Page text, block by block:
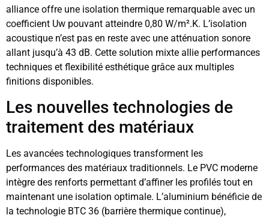
alliance offre une isolation thermique remarquable avec un
coefficient Uw pouvant atteindre 0,80 W/m².K. L’isolation
acoustique n’est pas en reste avec une atténuation sonore
allant jusqu’à 43 dB. Cette solution mixte allie performances
techniques et flexibilité esthétique grâce aux multiples
finitions disponibles.
Les nouvelles technologies de
traitement des matériaux
Les avancées technologiques transforment les
performances des matériaux traditionnels. Le PVC moderne
intègre des renforts permettant d’affiner les profilés tout en
maintenant une isolation optimale. L’aluminium bénéficie de
la technologie BTC 36 (barrière thermique continue),